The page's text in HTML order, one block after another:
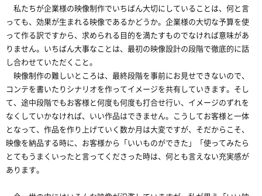
私たちが企業様の映像制作でいちばん大切にしていることは、何と言
っても、効果が生まれる映像であるかどうか。企業様の大切な予算を使
って作る訳ですから、求められる目的を満たすものでなければ意味があ
りません。いちばん大事なことは、最初の映像設計の段階で徹底的に話
し合わせていただくこと。
映像制作の難しいところは、最終段階を事前にお見せできないので、
コンテを書いたりシナリオを作ってイメージを共有していきます。そし
て、途中段階でもお客様と何度も何度も打合せ行い、イメージのずれを
なくしていかなければ、いい作品はできません。こうしてお客様と一体
となって、作品を作り上げていく数か月は大変ですが、そだからこそ、
映像を納品する時に、お客様から「いいものができた」「使ってみたら
とてもうまくいったと言ってくださった時は、何とも言えない充実感が
あります。